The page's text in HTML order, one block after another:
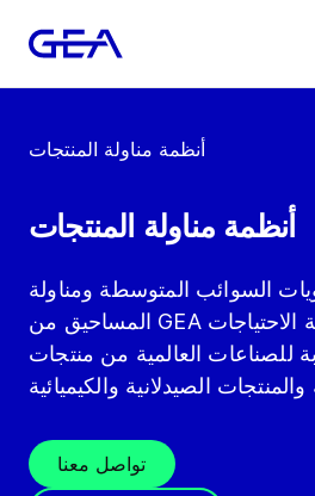
أنظمة مناولة المنتجات
أنظمة مناولة المنتجات
السوائب المتوسطة ومناولة
المساحيق من GEA مخصصة لتلبية الاحتياجات
للصناعات العالمية من منتجات
تواصل معنا